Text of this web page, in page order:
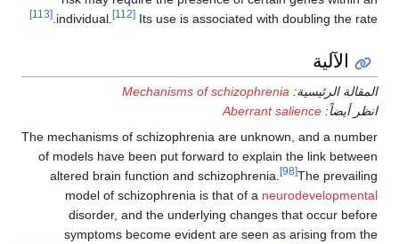
individual.
Its use is associated with
Mechanisms of schizophrenia
Aberrant
The mechanisms of schizophrenia are unknown,
of models have been put forward to explain
altered brain function and schizophrenia.
model of schizophrenia is that of a
disorder, and the underlying changes
symptoms become evident are seen as